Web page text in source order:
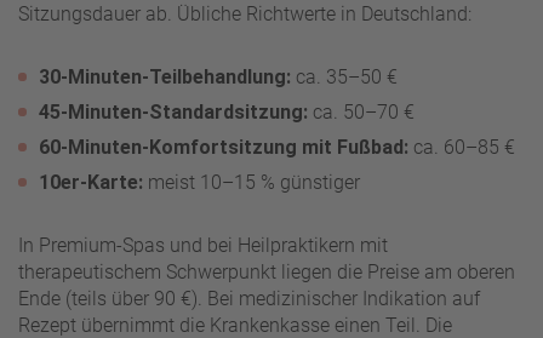
Sitzungsdauer ab. Übliche Richtwerte in Deutschland:
30-Minuten-Teilbehandlung: ca. 35–50 €
45-Minuten-Standardsitzung: ca. 50–70 €
60-Minuten-Komfortsitzung mit Fußbad: ca. 60–85 €
10er-Karte: meist 10–15 % günstiger
In Premium-Spas und bei Heilpraktikern mit
therapeutischem Schwerpunkt liegen die Preise am oberen
Ende (teils über 90 €). Bei medizinischer Indikation auf
Rezept übernimmt die Krankenkasse einen Teil. Die